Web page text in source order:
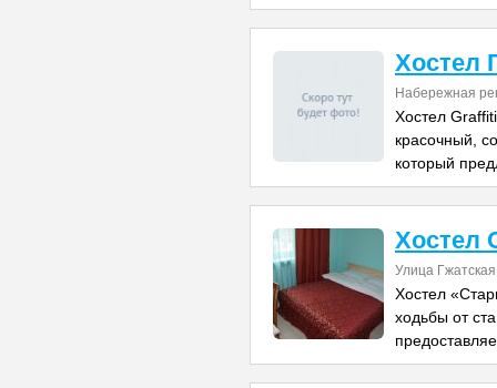
Хостел
Набережная
Хостел
красочный,
который
Хостел
Улица
Хостел
ходьбы от